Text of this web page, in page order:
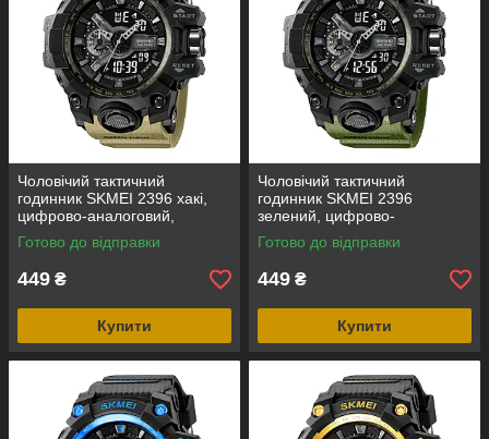
Чоловічий тактичний
годинник SKMEI 2396 хакі,
цифрово-аналоговий,
водозахист 5 ATM
Готово до відправки
449 ₴
Купити
Чоловічий тактичний
годинник SKMEI 2396
зелений, цифрово-
аналоговий, водозахист 5
ATM
Готово до відправки
449 ₴
Купити